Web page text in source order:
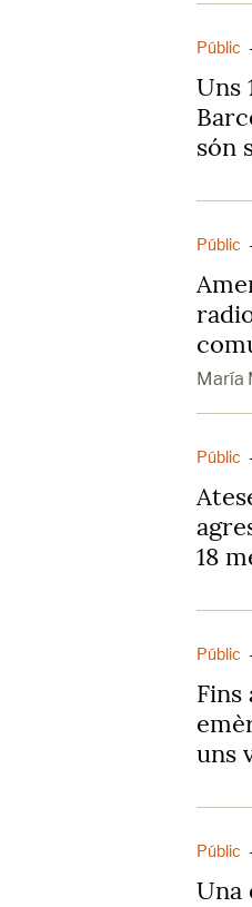
Públic
Uns
són
Públic
María
Públic
18
Públic
Fins
uns
Públic
Una